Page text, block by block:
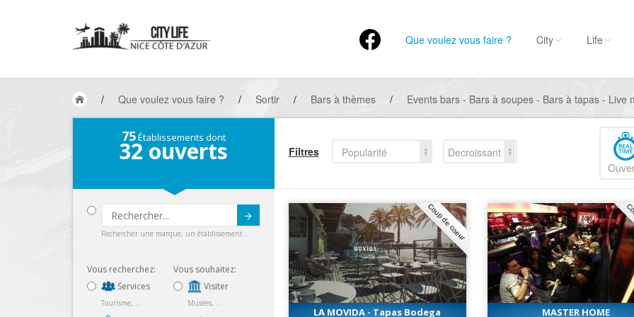
Que voulez vous faire ? City Life
/ Que voulez vous faire ? / Sortir / Bars à thèmes / Events bars - Bars à soupes - Bars à tapas - Live
75Établissements dont
32 ouverts
Rechercher une marque, un établissement...
Vous recherchez:
Services
Tourisme, ...
Vous souhaitez:
Visiter
Musées, ...
Filtres Popularité
Decroissant
Coup de coeur
LA MOVIDA - Tapas Bodega
MASTER HOME